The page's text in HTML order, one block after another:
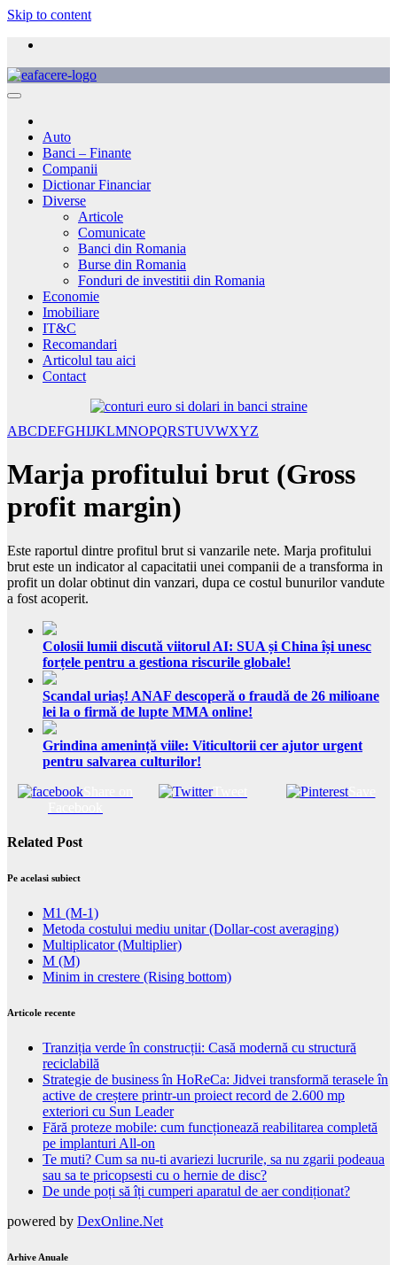
Skip to content
Auto
Banci – Finante
Companii
Dictionar Financiar
Diverse
Articole
Comunicate
Banci din Romania
Burse din Romania
Fonduri de investitii din Romania
Economie
Imobiliare
IT&C
Recomandari
Articolul tau aici
Contact
ABCDEFGHIJKLMNOPQRSTUVWXYZ
Marja profitului brut (Gross
profit margin)
Este raportul dintre profitul brut si vanzarile nete. Marja profitului
brut este un indicator al capacitatii unei companii de a transforma in
profit un dolar obtinut din vanzari, dupa ce costul bunurilor vandute
a fost acoperit.
Colosii lumii discută viitorul AI: SUA și China își unesc
forțele pentru a gestiona riscurile globale!
Scandal uriaș! ANAF descoperă o fraudă de 26 milioane
lei la o firmă de lupte MMA online!
Grindina amenință viile: Viticultorii cer ajutor urgent
pentru salvarea culturilor!
Tweet Save
Related Post
Pe acelasi subiect
M1 (M-1)
Metoda costului mediu unitar (Dollar-cost averaging)
Multiplicator (Multiplier)
M (M)
Minim in crestere (Rising bottom)
Articole recente
Tranziția verde în construcții: Casă modernă cu structură
reciclabilă
Strategie de business în HoReCa: Jidvei transformă terasele în
active de creștere printr-un proiect record de 2.600 mp
exteriori cu Sun Leader
Fără proteze mobile: cum funcționează reabilitarea completă
pe implanturi All-on
Te muti? Cum sa nu-ti avariezi lucrurile, sa nu zgarii podeaua
sau sa te pricopsesti cu o hernie de disc?
De unde poți să îți cumperi aparatul de aer condiționat?
powered by DexOnline.Net
Arhive Anuale